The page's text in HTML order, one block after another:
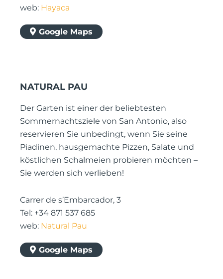
web: Hayaca
Google Maps
NATURAL PAU
Der Garten ist einer der beliebtesten
Sommernachtsziele von San Antonio, also
reservieren Sie unbedingt, wenn Sie seine
Piadinen, hausgemachte Pizzen, Salate und
köstlichen Schalmeien probieren möchten –
Sie werden sich verlieben!
Carrer de s’Embarcador, 3
Tel: +34 871 537 685
web: Natural Pau
Google Maps